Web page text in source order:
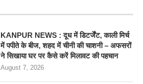
KANPUR NEWS : दूध में डिटर्जेंट, काली मिर्च
में पपीते के बीज, शहद में चीनी की चाशनी – अफसरों
ने सिखाया घर पर कैसे करें मिलावट की पहचान
August 7, 2026